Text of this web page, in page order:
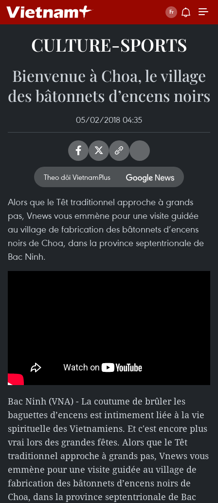
CULTURE-SPORTS
Bienvenue à Choa, le village
des bâtonnets d’encens noirs
05/02/2018 04:35
Theo dõi VietnamPlus
Alors que le Têt traditionnel approche à grands
pas, Vnews vous emmène pour une visite guidée
au village de fabrication des bâtonnets d’encens
noirs de Choa, dans la province septentrionale de
Bac Ninh.
Bac Ninh (VNA) - La coutume de brûler les
baguettes d’encens est intimement liée à la vie
spirituelle des Vietnamiens. Et c'est encore plus
vrai lors des grandes fêtes. Alors que le Têt
traditionnel approche à grands pas, Vnews vous
emmène pour une visite guidée au village de
fabrication des bâtonnets d’encens noirs de
Choa, dans la province septentrionale de Bac